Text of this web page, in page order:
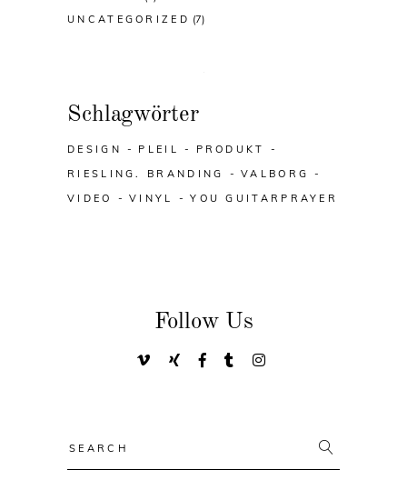
UNCATEGORIZED (7)
Schlagwörter
DESIGN PLEIL
PRODUKT
RIESLING. BRANDING
VALBORG
VIDEO
VINYL YOU GUITARPRAYER
Follow Us